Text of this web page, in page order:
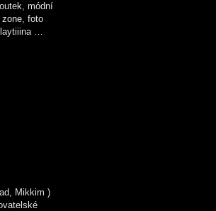
módní
zone, foto
…
Mikkim )